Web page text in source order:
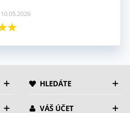
10.05.2026
HLEDÁTE
VÁŠ ÚČET